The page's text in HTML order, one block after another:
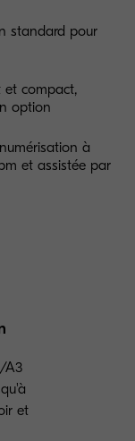
standard pour
et compact,
option
à
et assistée par
A3
et